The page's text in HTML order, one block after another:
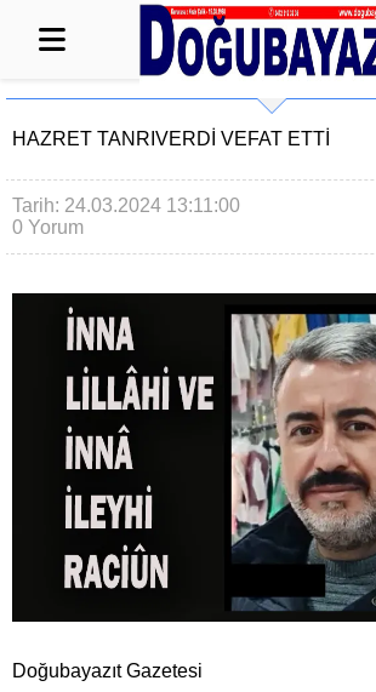
HAZRET TANRIVERDİ VEFAT ETTİ
Tarih: 24.03.2024 13:11:00
0 Yorum
Doğubayazıt Gazetesi